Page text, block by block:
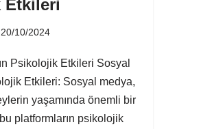
Etkileri
20/10/2024
Psikolojik Etkileri Sosyal
Etkileri: Sosyal medya,
yaşamında önemli bir
platformların psikolojik